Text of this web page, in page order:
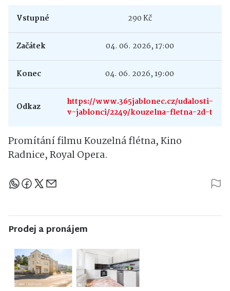
Vstupné 290 Kč
Začátek 04. 06. 2026, 17:00
Konec 04. 06. 2026, 19:00
Odkaz
https://www.365jablonec.cz/udalosti-
v-jablonci/2249/kouzelna-fletna-2d-t
Promítání filmu Kouzelná flétna, Kino
Radnice, Royal Opera.
Sdílejte článek
Prodej a pronájem